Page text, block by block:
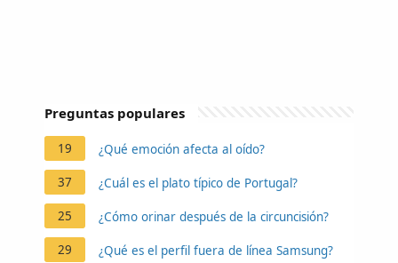
Preguntas populares
19 ¿Qué emoción afecta al oído?
37 ¿Cuál es el plato típico de Portugal?
25 ¿Cómo orinar después de la circuncisión?
29 ¿Qué es el perfil fuera de línea Samsung?